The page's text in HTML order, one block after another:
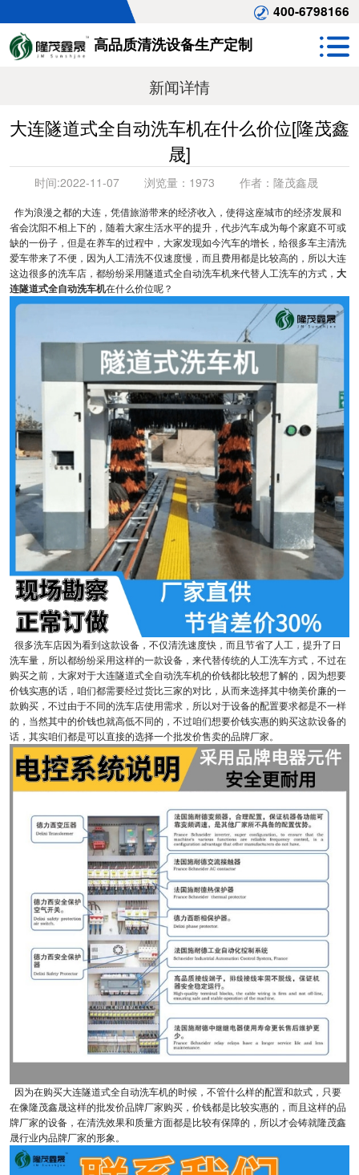
400-6798166
高品质清洗设备生产定制
新闻详情
大连隧道式全自动洗车机在什么价位[隆茂鑫
晟]
时间:2022-11-07 浏览量： 1973 作者： 隆茂鑫晟
作为浪漫之都的大连，凭借旅游带来的经济收入，使得这座城市的经济发展和
省会沈阳不相上下的，随着大家生活水平的提升，代步汽车成为每个家庭不可或
缺的一份子，但是在养车的过程中，大家发现如今汽车的增长，给很多车主清洗
爱车带来了不便，因为人工清洗不仅速度慢，而且费用都是比较高的，所以大连
这边很多的洗车店，都纷纷采用隧道式全自动洗车机来代替人工洗车的方式， 大
连隧道式全自动洗车机在什么价位呢？
很多洗车店因为看到这款设备，不仅清洗速度快，而且节省了人工，提升了日
洗车量，所以都纷纷采用这样的一款设备，来代替传统的人工洗车方式，不过在
购买之前，大家对于大连隧道式全自动洗车机的价钱都比较想了解的，因为想要
价钱实惠的话，咱们都需要经过货比三家的对比，从而来选择其中物美价廉的一
款购买，不过由于不同的洗车店使用需求，所以对于设备的配置要求都是不一样
的，当然其中的价钱也就高低不同的，不过咱们想要价钱实惠的购买这款设备的
话，其实咱们都是可以直接的选择一个批发价售卖的品牌厂家。
因为在购买大连隧道式全自动洗车机的时候，不管什么样的配置和款式，只要
在像隆茂鑫晟这样的批发价品牌厂家购买，价钱都是比较实惠的，而且这样的品
牌厂家的设备，在清洗效果和质量方面都是比较有保障的，所以才会铸就隆茂鑫
晟行业内品牌厂家的形象。